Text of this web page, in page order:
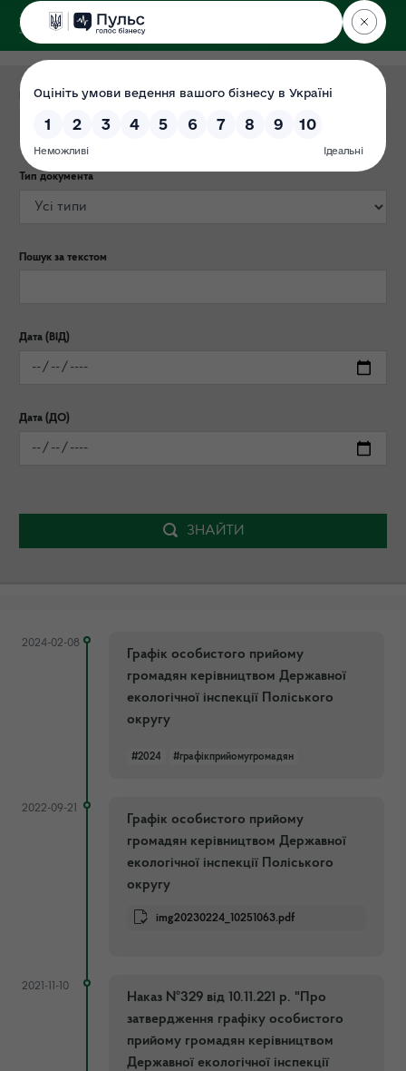
ДЕРЖЕКОІНСПЕКЦІЯ
Поліського округу
Категорія публікації
Тип документа
Пошук за текстом
Дата (ВІД)
Дата (ДО)
ЗНАЙТИ
2024-02-08
Графік особистого прийому
громадян керівництвом Державної
екологічної інспекції Поліського
округу
#2024 #графікприйомугромадян
2022-09-21
Графік особистого прийому
громадян керівництвом Державної
екологічної інспекції Поліського
округу
img20230224_10251063.pdf
2021-11-10
Наказ №329 від 10.11.221 р. "Про
затвердження графіку особистого
прийому громадян керівництвом
Державної екологічної інспекції